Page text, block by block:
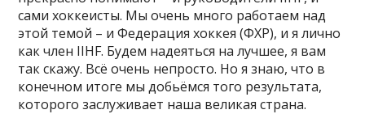
сами хоккеисты. Мы очень много работаем над
этой темой – и Федерация хоккея (ФХР), и я лично
как член IIHF. Будем надеяться на лучшее, я вам
так скажу. Всё очень непросто. Но я знаю, что в
конечном итоге мы добьёмся того результата,
которого заслуживает наша великая страна.